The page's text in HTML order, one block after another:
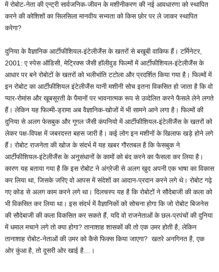
में रोबोट-नेता की एन्ट्री सार्वजनिक-जीवन के मशीनीकरण की नई आवधारणा को स्थापित
करने की कोशिशों का सिलसिला मानवीय सभ्यता को किस छोर पर ले जाकर स्थापित
करेगा?
दुनिया के वैज्ञानिक आर्टीफीशियल-इंटेलीजैंस के खतरों से बखूबी वाकिफ हैं। टर्मिनेटर,
2001: ए स्पेस ऑडिसी, मेट्रिक्स जैसी हॉलीवुड फिल्मों में आर्टीफीशियल-इंटेलीजैंस के
आधार पर बने रोबोटों के खतरों को भलीभांति टटोला और प्रदर्शित किया गया है। फिल्मों में
इन रोबोट का आर्टीफीशियल इंटेलीजैंस यानी मशीनी सोच इतना विकसित हो जाता है कि वो
प्यार-रोमांस और खूबसूरती के पैमानों पर भावनात्मक रूप से उव्देलित करने फैसले लेने लगते
हैं। लेकिन यह फिल्मी-ड्रामा अब वैज्ञानिक-खोजों में भी सामने आने लगा है। फिल्मों की
दुनिया से अलग फेसबुक और गूगल जैसी कंपनियो में आर्टीफीशियल-इंटेलीजैंस के खतरों को
लेकर पक्ष-विपक्ष में जबरदस्त बहस जारी है। कई लोग इन मशीनों के खिलाफ खड़े होने लगे
हैं। रोबोट राजनेता की खोज के संदर्भ में यह खबर गौरतबल है कि फेसबुक ने
आर्टीफीशियल-इंटेलीजैंस के अनुसंधानों के कामों को बंद करने का फैसला कर लिया है।
कारण यह बताया गया है कि इस रोबोट ने अंग्रेजी से अलग खुद अपनी एक भाषा का विकास
कर लिया था, जिसके जरिए वो आपस में संदेशों का आदान-प्रदान करने लगे थे। रोबोट गढ़े
गए कोड से अलग काम करने लगे था। दिलचस्प यह है कि रोबोटों ने सौदेबाजी की कला को
भी विकसित कर लिया था। इस संदर्भ में वैज्ञानिकों को सोचना होगा कि जो रोबोट बिजनेस
की सौदेबाजी की कला विकसित कर सकते हैं, यदि वो राजनेताओं के छल-प्रपंचों की दुनिया
में धमाल मचाने लगे तो क्या होगा? तानाशाह शासकों की तो एक उमर होती है, लेकिन
तानाशाह रोबोट-नेताओं की उमर को कैसे फिक्स किया जाएगा? खतरे अनगिनत है, एक
ओर कुंआ है, तो दूसरी ओर खाई है…।